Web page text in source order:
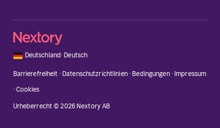
🇩🇪 Deutschland·Deutsch
Barrierefreiheit ·Datenschutzrichtlinien·Bedingungen· Impressum
·Cookies
Urheberrecht © 2026 Nextory AB